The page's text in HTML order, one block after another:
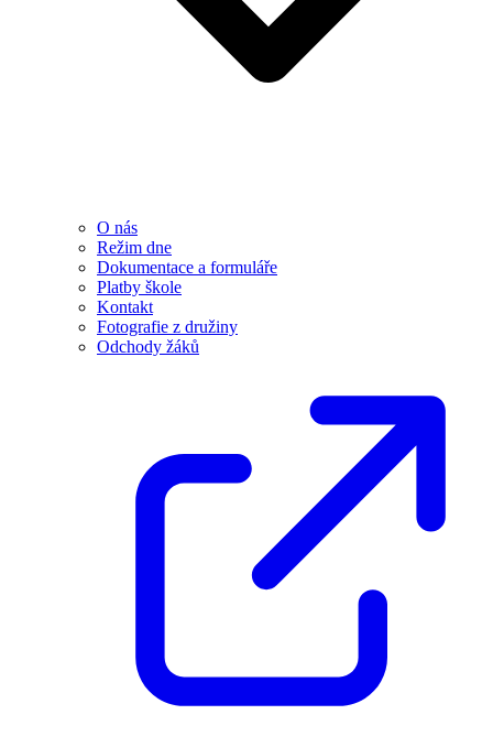
O nás
Režim dne
Dokumentace a formuláře
Platby škole
Kontakt
Fotografie z družiny
Odchody žáků